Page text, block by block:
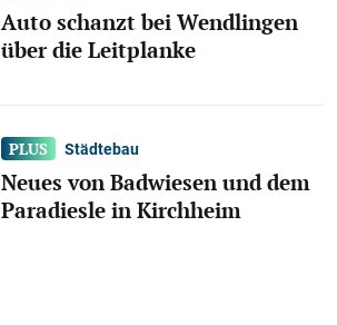
Auto schanzt bei Wendlingen
über die Leitplanke
Städtebau
Neues von Badwiesen und dem
Paradiesle in Kirchheim